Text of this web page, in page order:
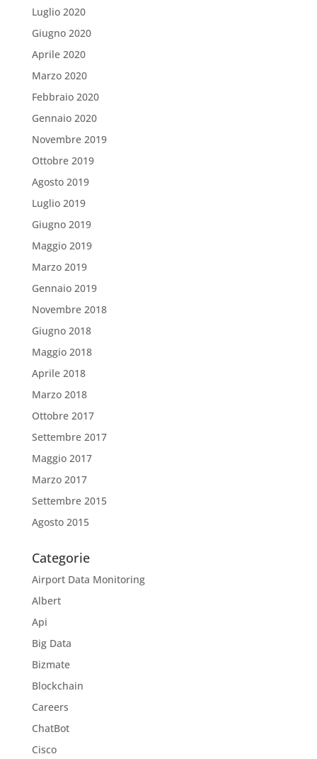
Luglio 2020
Giugno 2020
Aprile 2020
Marzo 2020
Febbraio 2020
Gennaio 2020
Novembre 2019
Ottobre 2019
Agosto 2019
Luglio 2019
Giugno 2019
Maggio 2019
Marzo 2019
Gennaio 2019
Novembre 2018
Giugno 2018
Maggio 2018
Aprile 2018
Marzo 2018
Ottobre 2017
Settembre 2017
Maggio 2017
Marzo 2017
Settembre 2015
Agosto 2015
Categorie
Airport Data Monitoring
Albert
Api
Big Data
Bizmate
Blockchain
Careers
ChatBot
Cisco